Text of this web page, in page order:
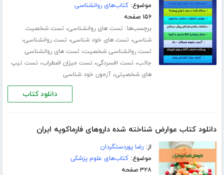
موضوع:کتاب‌های روانشناسی
۱۵۶ صفحه
برچسب‌ها: تست های روانشناسی، تست شخصیت
شناسی، تست های خود شناسی، تست روانشناسی،
تست روانشناسی شخصیت، تست های روانشناسی
جالب، تست افسردگی، تست میزان اضطراب، تست تیپ
های شخصیتی،آزمون خود شناسی
دانلود کتاب
دانلود کتاب عوارض شناخته شده داروهای فارماکوپه ایران
از:رضا پوردستگردان
موضوع:کتاب‌های علوم پزشکی
۳۲۸ صفحه